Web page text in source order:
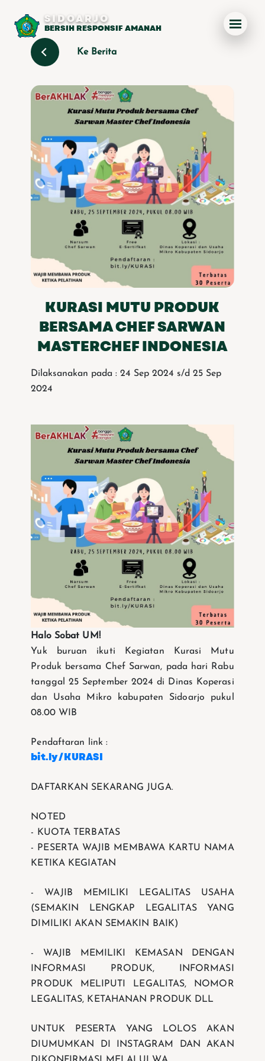
SIDOARJO
BERSIH RESPONSIF AMANAH
Ke Berita
KURASI MUTU PRODUK
BERSAMA CHEF SARWAN
MASTERCHEF INDONESIA
Dilaksanakan pada : 24 Sep 2024 s/d 25 Sep
2024
Halo Sobat UM!
Yuk buruan ikuti Kegiatan Kurasi Mutu
Produk bersama Chef Sarwan, pada hari Rabu
tanggal 25 September 2024 di Dinas Koperasi
dan Usaha Mikro kabupaten Sidoarjo pukul
08.00 WIB
Pendaftaran link :
bit.ly/KURASI
DAFTARKAN SEKARANG JUGA.
NOTED
- KUOTA TERBATAS
- ⁠PESERTA WAJIB MEMBAWA KARTU NAMA
KETIKA KEGIATAN
- WAJIB MEMILIKI LEGALITAS USAHA
(SEMAKIN LENGKAP LEGALITAS YANG
DIMILIKI AKAN SEMAKIN BAIK)
- WAJIB MEMILIKI KEMASAN DENGAN
INFORMASI PRODUK, INFORMASI
PRODUK MELIPUTI LEGALITAS, NOMOR
LEGALITAS, KETAHANAN PRODUK DLL
UNTUK PESERTA YANG LOLOS AKAN
DIUMUMKAN DI INSTAGRAM DAN AKAN